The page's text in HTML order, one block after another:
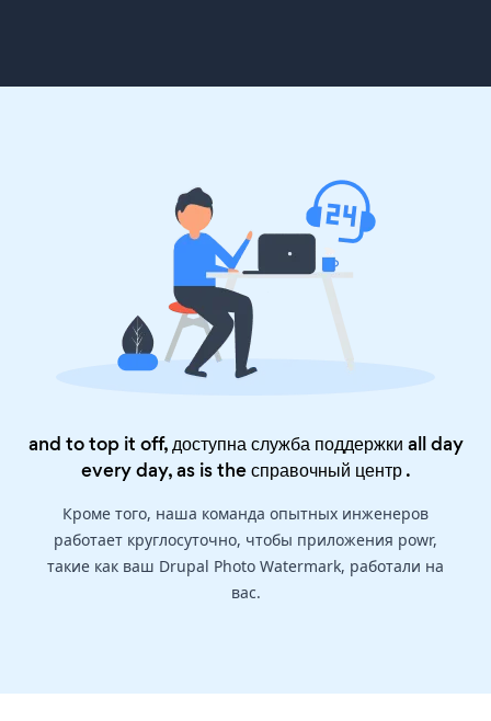
and to top it off, доступна служба поддержки all day
every day, as is theсправочный центр.
Кроме того, наша команда опытных инженеров
работает круглосуточно, чтобы приложения powr,
такие как ваш Drupal Photo Watermark, работали на
вас.